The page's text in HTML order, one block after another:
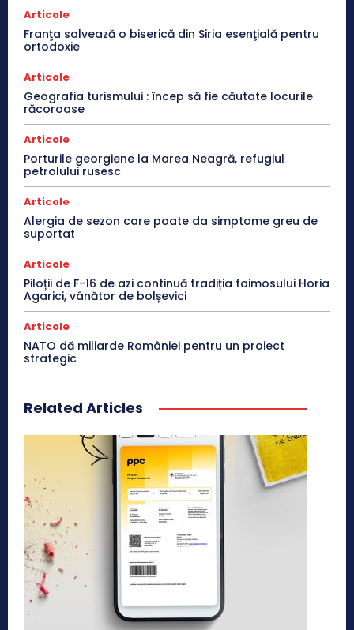
Articole
Franţa salvează o biserică din Siria esenţială pentru
ortodoxie
Articole
Geografia turismului : încep să fie căutate locurile
răcoroase
Articole
Porturile georgiene la Marea Neagră, refugiul
petrolului rusesc
Articole
Alergia de sezon care poate da simptome greu de
suportat
Articole
Piloții de F-16 de azi continuă tradiția faimosului Horia
Agarici, vânător de bolșevici
Articole
NATO dă miliarde României pentru un proiect
strategic
Related Articles